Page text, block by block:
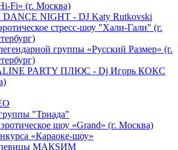
Fi» (г. Москва)
NIGHT - DJ Katy Rutkovski
стресс-шоу "Хали-Гали" (г.
группы «Русский Размер» (г.
PARTY ПЛЮС - Dj Игорь КОКС
"Триада"
шоу «Grand» (г. Москва)
«Караоке-шоу»
певицы МАКSИМ